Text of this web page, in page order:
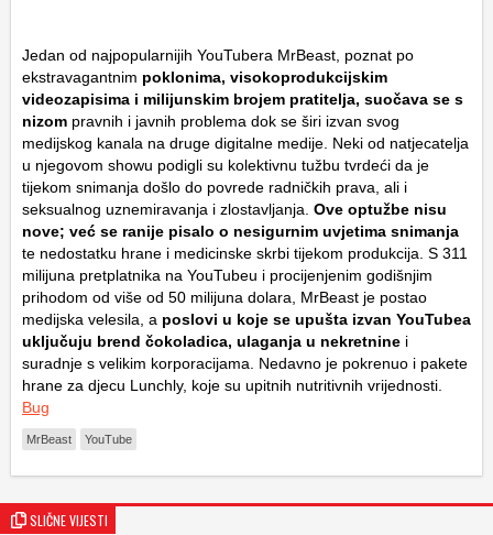
Jedan od najpopularnijih YouTubera MrBeast, poznat po
ekstravagantnim poklonima, visokoprodukcijskim
videozapisima i milijunskim brojem pratitelja, suočava se s
nizom pravnih i javnih problema dok se širi izvan svog
medijskog kanala na druge digitalne medije. Neki od natjecatelja
u njegovom showu podigli su kolektivnu tužbu tvrdeći da je
tijekom snimanja došlo do povrede radničkih prava, ali i
seksualnog uznemiravanja i zlostavljanja. Ove optužbe nisu
nove; već se ranije pisalo o nesigurnim uvjetima snimanja
te nedostatku hrane i medicinske skrbi tijekom produkcija. S 311
milijuna pretplatnika na YouTubeu i procijenjenim godišnjim
prihodom od više od 50 milijuna dolara, MrBeast je postao
medijska velesila, a poslovi u koje se upušta izvan YouTubea
uključuju brend čokoladica, ulaganja u nekretnine i
suradnje s velikim korporacijama. Nedavno je pokrenuo i pakete
hrane za djecu Lunchly, koje su upitnih nutritivnih vrijednosti.
Bug
MrBeast YouTube
SLIČNE VIJESTI